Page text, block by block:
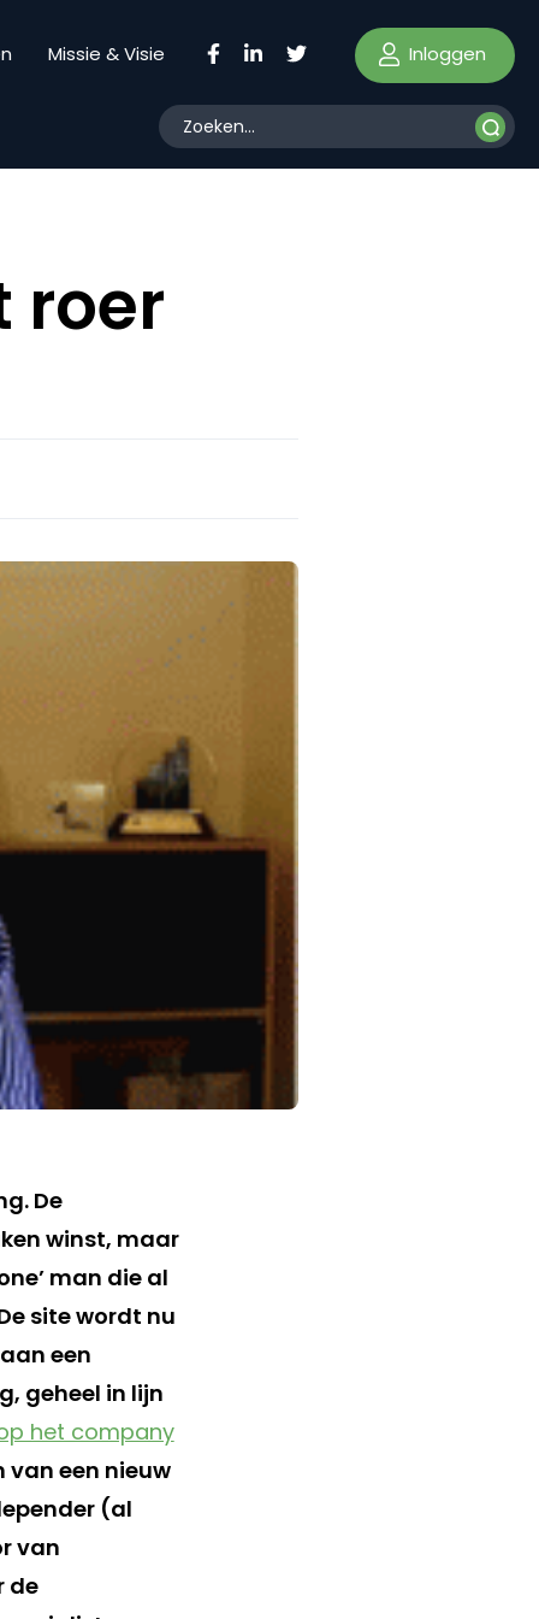
Missie & Visie Inloggen
roer
De
winst, maar
man die al
site wordt nu
een
geheel in lijn
het company
een nieuw
(al
van
de